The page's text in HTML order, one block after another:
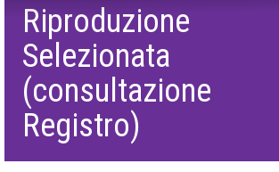
Riproduzione
Selezionata
(consultazione
Registro)